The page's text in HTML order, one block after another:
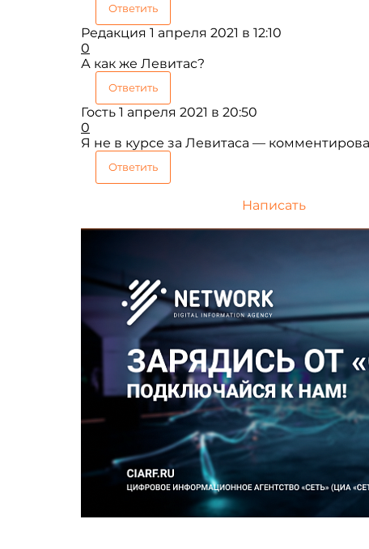
Ответить
Редакция 1 апреля 2021 в 12:10
0
А как же Левитас?
Ответить
Гость 1 апреля 2021 в 20:50
0
Я не в курсе за Левитаса —
Ответить
Написать